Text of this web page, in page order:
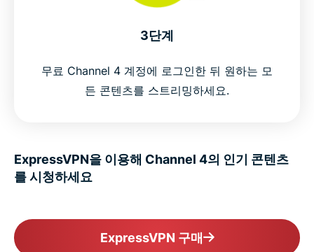
3단계
무료 Channel 4 계정에 로그인한 뒤 원하는 모
든 콘텐츠를 스트리밍하세요.
ExpressVPN을 이용해 Channel 4의 인기 콘텐츠
를 시청하세요
ExpressVPN 구매